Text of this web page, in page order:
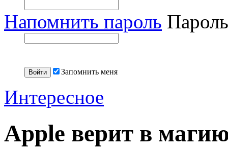
Напомнить пароль
Запомнить меня
Интересное
Apple верит в